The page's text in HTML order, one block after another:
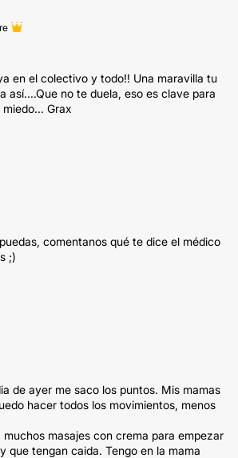
en el colectivo y todo!! Una maravilla tu
así....Que no te duela, eso es clave para
Grax
comentanos qué te dice el médico
;)
de ayer me saco los puntos. Mis mamas
hacer todos los movimientos, menos
muchos masajes con crema para empezar
que tengan caida. Tengo en la mama